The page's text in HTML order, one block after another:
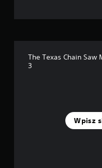
The Texas Chain Saw
3
Wpisz